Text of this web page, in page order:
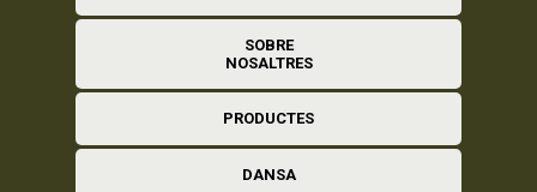
SOBRE
NOSALTRES
PRODUCTES
DANSA